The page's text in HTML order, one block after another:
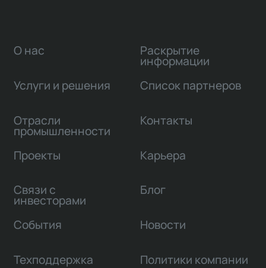
О нас
Услуги и решения
Отрасли
промышленности
Проекты
Связи с
инвесторами
Раскрытие
информации
Список партнеров
Контакты
Карьера
Блог
События Новости
Техподдержка Политики компании